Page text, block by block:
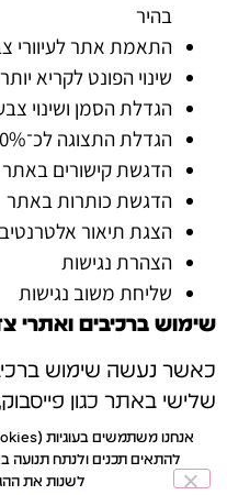
בהיר
התאמת אתר לעיוורי
שינוי הפונט לקריא יותר
הגדלת הסמן ושינוי
הגדלת התצוגה לכ־200%
הדגשת קישורים באתר
הדגשת כותרות באתר
הצגת תיאור
הצהרת נגישות
שליחת משוב נגישות
שימוש ברכיבים ואתרי
כאשר נעשה שימוש
שלישי באתר כגון
צ`אטים חיצוניים
יציב אתגרים בשימוש
להתאים תכנים ולנתח תנועה
לשנות את